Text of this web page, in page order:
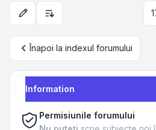
Opțiuni de sortare și afișare
Înapoi la indexul forumului
Information
Permisiunile forumului